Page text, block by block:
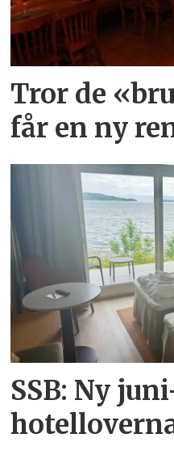
Tror de
får en ny
SSB: Ny